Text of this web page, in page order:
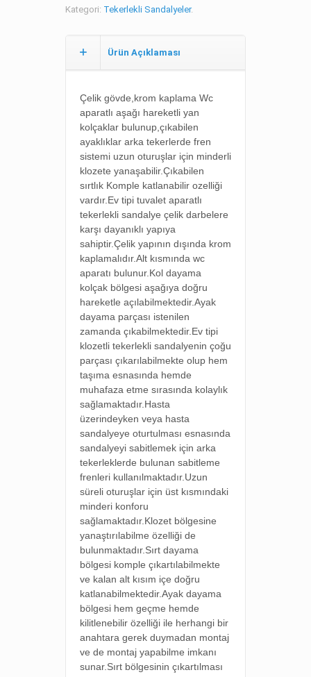
Kategori: Tekerlekli Sandalyeler.
Ürün Açıklaması
Çelik gövde,krom kaplama Wc
aparatlı aşağı hareketli yan
kolçaklar bulunup,çıkabilen
ayaklıklar arka tekerlerde fren
sistemi uzun oturuşlar için minderli
klozete yanaşabilir.Çıkabilen
sırtlık Komple katlanabilir ozelliği
vardır.Ev tipi tuvalet aparatlı
tekerlekli sandalye çelik darbelere
karşı dayanıklı yapıya
sahiptir.Çelik yapının dışında krom
kaplamalıdır.Alt kısmında wc
aparatı bulunur.Kol dayama
kolçak bölgesi aşağıya doğru
hareketle açılabilmektedir.Ayak
dayama parçası istenilen
zamanda çıkabilmektedir.Ev tipi
klozetli tekerlekli sandalyenin çoğu
parçası çıkarılabilmekte olup hem
taşıma esnasında hemde
muhafaza etme sırasında kolaylık
sağlamaktadır.Hasta
üzerindeyken veya hasta
sandalyeye oturtulması esnasında
sandalyeyi sabitlemek için arka
tekerleklerde bulunan sabitleme
frenleri kullanılmaktadır.Uzun
süreli oturuşlar için üst kısmındaki
minderi konforu
sağlamaktadır.Klozet bölgesine
yanaştırılabilme özelliği de
bulunmaktadır.Sırt dayama
bölgesi komple çıkartılabilmekte
ve kalan alt kısım içe doğru
katlanabilmektedir.Ayak dayama
bölgesi hem geçme hemde
kilitlenebilir özelliği ile herhangi bir
anahtara gerek duymadan montaj
ve de montaj yapabilme imkanı
sunar.Sırt bölgesinin çıkartılması